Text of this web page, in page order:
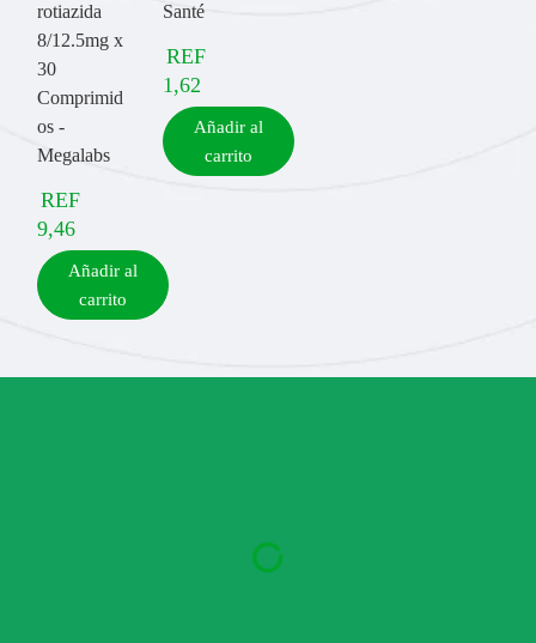
rotiazida
8/12.5mg x
30
Comprimid
os -
Megalabs
REF
9,46
Añadir al
carrito
Santé
REF
1,62
Añadir al
carrito